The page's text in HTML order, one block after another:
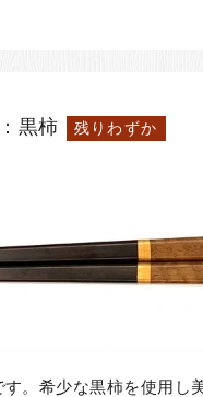
黒柿 残りわずか
。希少な黒柿を使用し